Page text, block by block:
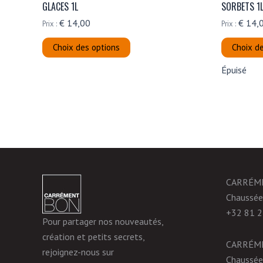
GLACES 1L
Prix : € 14,00
Choix des options
Ce
produit
peuvent
page
du
SORBETS 1L
Prix : €
Choix
Épuisé
Pour partager nos nouveautés,
création et petits secrets,
rejoignez-nous sur
+32 81